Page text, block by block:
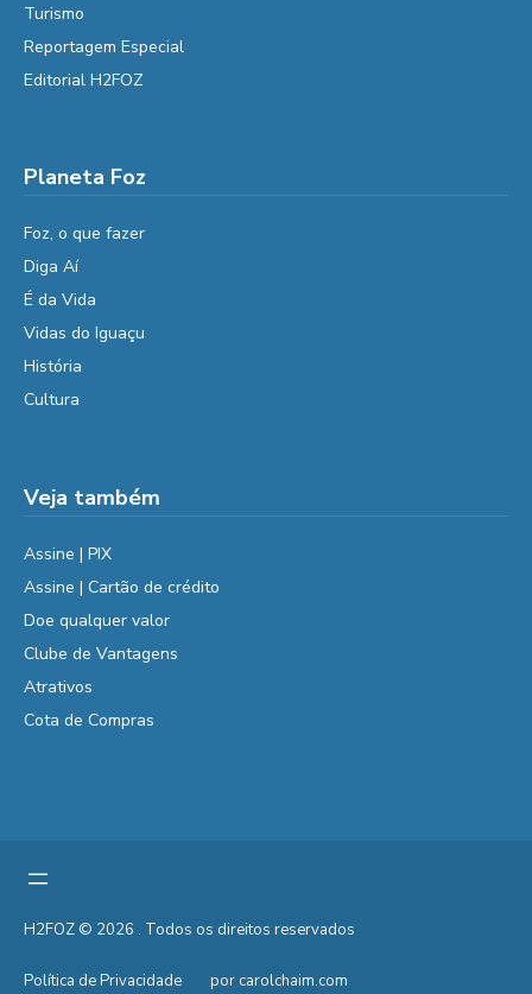
Turismo
Reportagem Especial
Editorial H2FOZ
Planeta Foz
Foz, o que fazer
Diga Aí
É da Vida
Vidas do Iguaçu
História
Cultura
Veja também
Assine | PIX
Assine | Cartão de crédito
Doe qualquer valor
Clube de Vantagens
Atrativos
Cota de Compras
H2FOZ © 2026 . Todos os direitos reservados
Política de Privacidade por carolchaim.com